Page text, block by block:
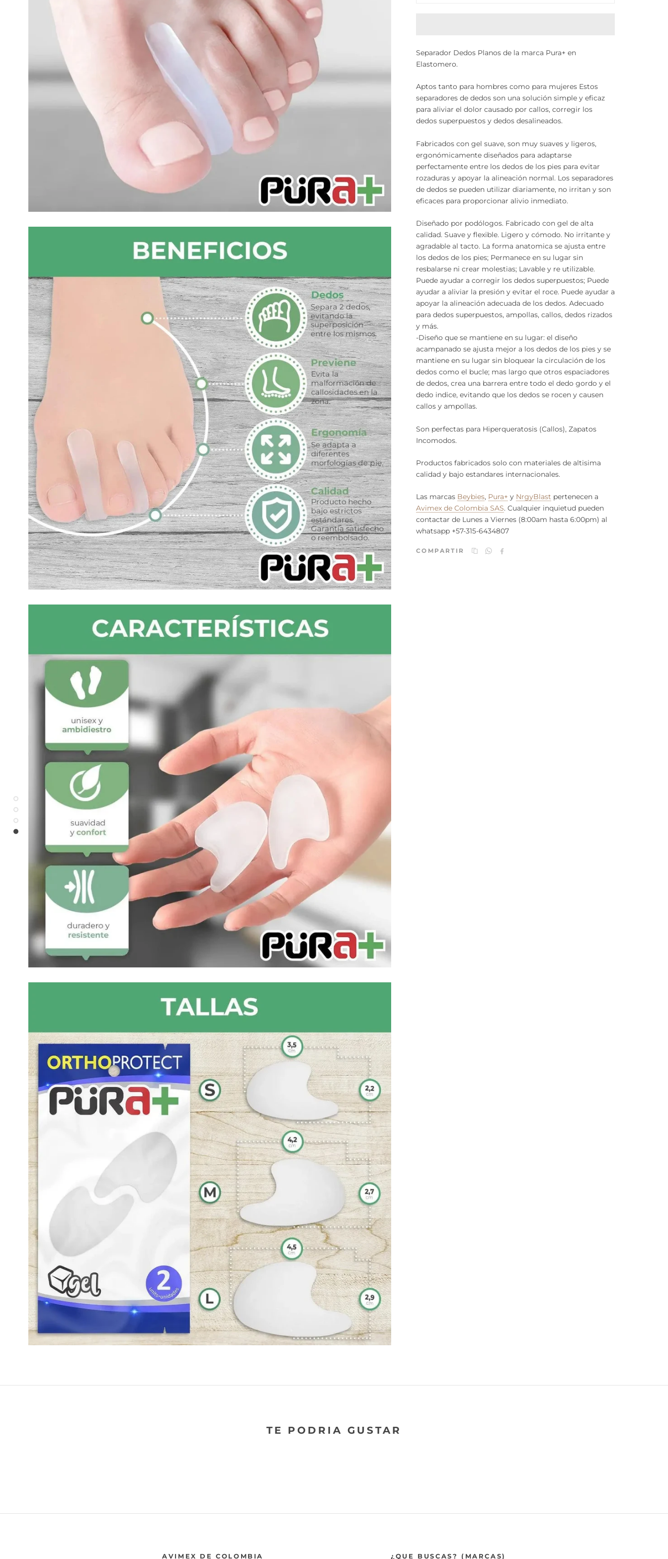
Separador Dedos Planos de la marca Pura+ en
Elastomero.
Aptos tanto para hombres como para mujeres Estos
separadores de dedos son una solución simple y eficaz
para aliviar el dolor causado por callos, corregir los
dedos superpuestos y dedos desalineados.
Fabricados con gel suave, son muy suaves y ligeros,
ergonómicamente diseñados para adaptarse
perfectamente entre los dedos de los pies para evitar
rozaduras y apoyar la alineación normal. Los separadores
de dedos se pueden utilizar diariamente, no irritan y son
eficaces para proporcionar alivio inmediato.
Diseñado por podólogos. Fabricado con gel de alta
calidad. Suave y flexible. Ligero y cómodo. No irritante y
agradable al tacto. La forma anatomica se ajusta entre
los dedos de los pies; Permanece en su lugar sin
resbalarse ni crear molestias; Lavable y re utilizable.
Puede ayudar a corregir los dedos superpuestos; Puede
ayudar a aliviar la presión y evitar el roce. Puede ayudar a
apoyar la alineación adecuada de los dedos. Adecuado
para dedos superpuestos, ampollas, callos, dedos rizados
y más.
-Diseño que se mantiene en su lugar: el diseño
acampanado se ajusta mejor a los dedos de los pies y se
mantiene en su lugar sin bloquear la circulación de los
dedos como el bucle; mas largo que otros espaciadores
de dedos, crea una barrera entre todo el dedo gordo y el
dedo indice, evitando que los dedos se rocen y causen
callos y ampollas.
Son perfectas para Hiperqueratosis (Callos), Zapatos
Incomodos.
Productos fabricados solo con materiales de altisima
calidad y bajo estandares internacionales.
Las marcas Beybies, Pura+ y NrgyBlast pertenecen a
Avimex de Colombia SAS. Cualquier inquietud pueden
contactar de Lunes a Viernes (8:00am hasta 6:00pm) al
whatsapp +57-315-6434807
COMPARTIR
TE PODRIA GUSTAR
AVIMEX DE COLOMBIA ¿QUE BUSCAS? (MARCAS)